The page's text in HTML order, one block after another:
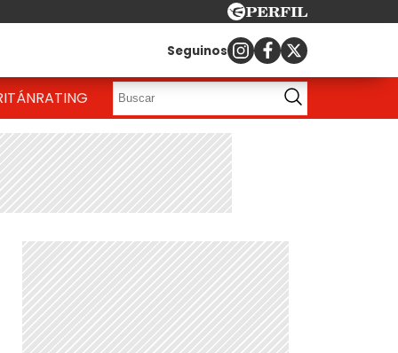
Seguinos
RATING